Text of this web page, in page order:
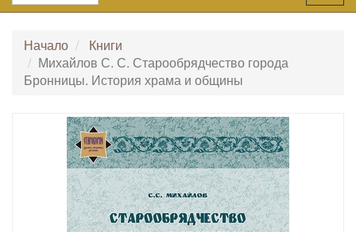
Начало
Книги
Михайлов С. С. Старообрядчество города
Бронницы. История храма и общины